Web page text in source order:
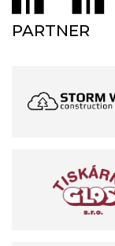
PARTNER